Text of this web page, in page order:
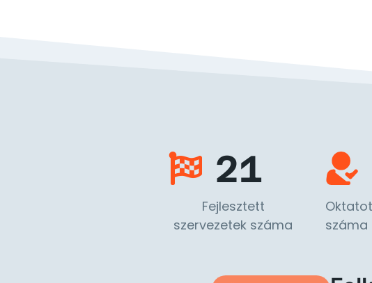
21
Fejlesztett
szervezetek száma
száma